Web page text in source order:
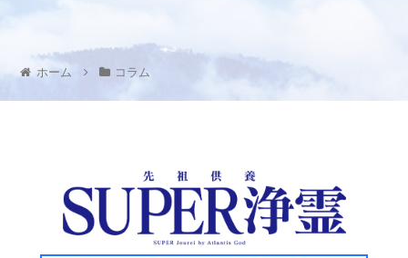
ホーム コラム